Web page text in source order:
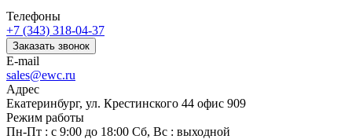
Телефоны
+7 (343) 318-04-37
Заказать звонок
E-mail
sales@ewc.ru
Адрес
Екатеринбург, ул. Крестинского 44 офис 909
Режим работы
Пн-Пт : с 9:00 до 18:00 Сб, Вс : выходной